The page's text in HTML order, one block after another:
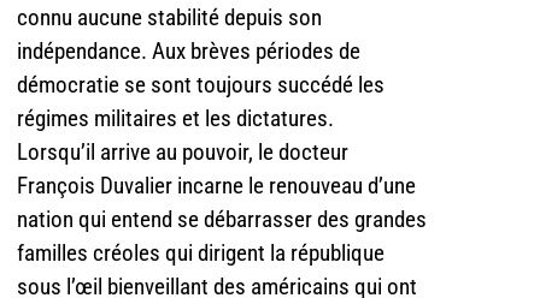
connu aucune stabilité depuis son
indépendance. Aux brèves périodes de
démocratie se sont toujours succédé les
régimes militaires et les dictatures.
Lorsqu’il arrive au pouvoir, le docteur
François Duvalier incarne le renouveau d’une
nation qui entend se débarrasser des grandes
familles créoles qui dirigent la république
sous l’œil bienveillant des américains qui ont